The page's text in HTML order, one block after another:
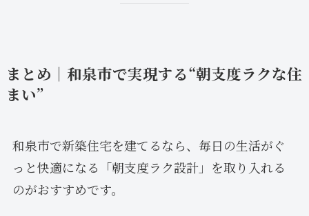
まとめ｜和泉市で実現する“朝支度ラクな住
まい”
和泉市で新築住宅を建てるなら、毎日の生活がぐ
っと快適になる「朝支度ラク設計」を取り入れる
のがおすすめです。